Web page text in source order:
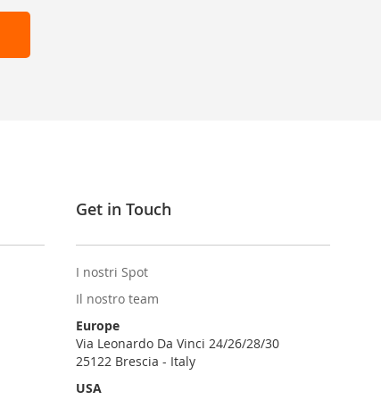
Get in Touch
I nostri Spot
Il nostro team
Europe
Via Leonardo Da Vinci 24/26/28/30
25122 Brescia - Italy
USA